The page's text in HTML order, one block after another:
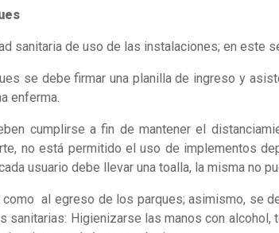
sanitaria de uso de las instalaciones; en este
se debe firmar una planilla de ingreso y
enferma.
cumplirse a fin de mantener el
no está permitido el uso de implementos
usuario debe llevar una toalla, la misma no
al egreso de los parques; asimismo, se
Higienizarse las manos con